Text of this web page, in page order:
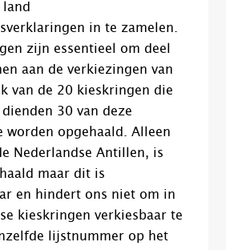
in te zamelen.
zijn essentieel om deel
aan de verkiezingen van
van de 20 kieskringen die
30 van deze
worden opgehaald. Alleen
Nederlandse Antillen, is
maar dit is
en hindert ons niet om in
kieskringen verkiesbaar te
lijstnummer op het